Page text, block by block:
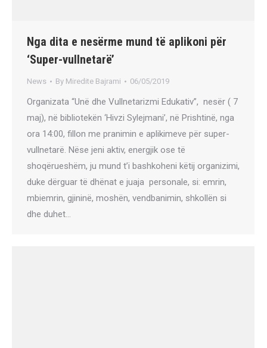
Nga dita e nesërme mund të aplikoni për
‘Super-vullnetarë’
News By Miredite Bajrami 06/05/2019
Organizata “Unë dhe Vullnetarizmi Edukativ”, nesër ( 7
maj), në bibliotekën ‘Hivzi Sylejmani’, në Prishtinë, nga
ora 14:00, fillon me pranimin e aplikimeve për super-
vullnetarë. Nëse jeni aktiv, energjik ose të
shoqërueshëm, ju mund t’i bashkoheni këtij organizimi,
duke dërguar të dhënat e juaja personale, si: emrin,
mbiemrin, gjininë, moshën, vendbanimin, shkollën si
dhe duhet…